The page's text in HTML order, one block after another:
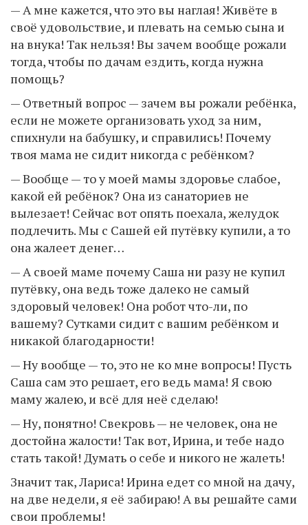
— А мне кажется, что это вы наглая! Живёте в
своё удовольствие, и плевать на семью сына и
на внука! Так нельзя! Вы зачем вообще рожали
тогда, чтобы по дачам ездить, когда нужна
помощь?
— Ответный вопрос — зачем вы рожали ребёнка,
если не можете организовать уход за ним,
спихнули на бабушку, и справились! Почему
твоя мама не сидит никогда с ребёнком?
— Вообще — то у моей мамы здоровье слабое,
какой ей ребёнок? Она из санаториев не
вылезает! Сейчас вот опять поехала, желудок
подлечить. Мы с Сашей ей путёвку купили, а то
она жалеет денег…
— А своей маме почему Саша ни разу не купил
путёвку, она ведь тоже далеко не самый
здоровый человек! Она робот что-ли, по
вашему? Сутками сидит с вашим ребёнком и
никакой благодарности!
— Ну вообще — то, это не ко мне вопросы! Пусть
Саша сам это решает, его ведь мама! Я свою
маму жалею, и всё для неё сделаю!
— Ну, понятно! Свекровь — не человек, она не
достойна жалости! Так вот, Ирина, и тебе надо
стать такой! Думать о себе и никого не жалеть!
Значит так, Лариса! Ирина едет со мной на дачу,
на две недели, я её забираю! А вы решайте сами
свои проблемы!